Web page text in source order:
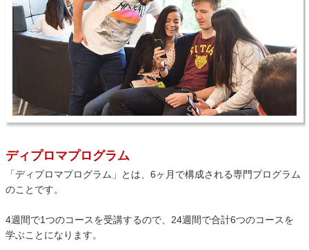
ディプロマプログラム
「ディプロマプログラム」とは、6ヶ月で構成される専門プログラム
のことです。
4週間で1つのコースを受講するので、24週間で合計6つのコースを
学ぶことになります。